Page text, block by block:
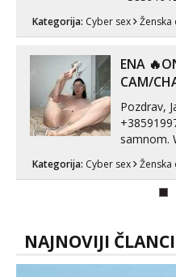
Whatsapp). 🤙 NE javljaj
Hvala.
Kategorija: Cyber sex
ENA
CAM/
Pozdrav, Javi se porukom na br.
samnom. WhatsApp 👉+385919977166
Telegram
seksa, puš...
Kategorija: Cyber sex
NAJNOVIJI ČLANCI